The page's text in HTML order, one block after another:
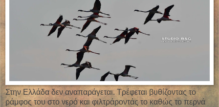
Στην Ελλάδα δεν αναπαράγεται. Τρέφεται βυθίζοντας το
ράμφος του στο νερό και φιλτράροντάς το καθώς το περνά